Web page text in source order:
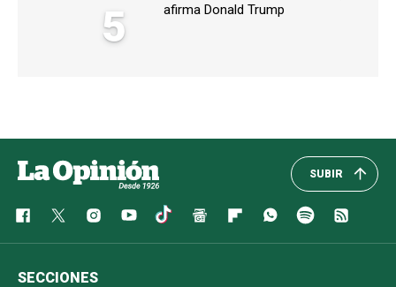
5
afirma Donald Trump
SUBIR
SECCIONES